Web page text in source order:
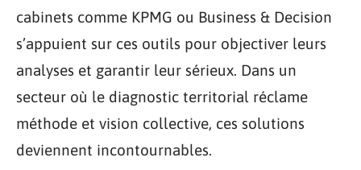
cabinets comme KPMG ou Business & Decision
s’appuient sur ces outils pour objectiver leurs
analyses et garantir leur sérieux. Dans un
secteur où le diagnostic territorial réclame
méthode et vision collective, ces solutions
deviennent incontournables.